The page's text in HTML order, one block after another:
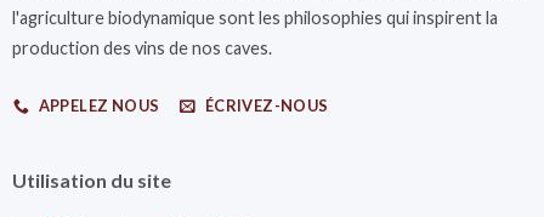
l'agriculture biodynamique sont les philosophies qui inspirent la
production des vins de nos caves.
APPELEZ NOUS ÉCRIVEZ-NOUS
Utilisation du site